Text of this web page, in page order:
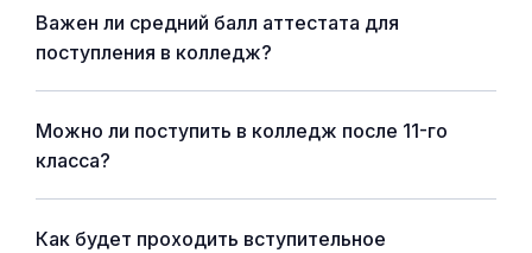
Важен ли средний балл аттестата для
поступления в колледж?
Можно ли поступить в колледж после 11-го
класса?
Как будет проходить вступительное